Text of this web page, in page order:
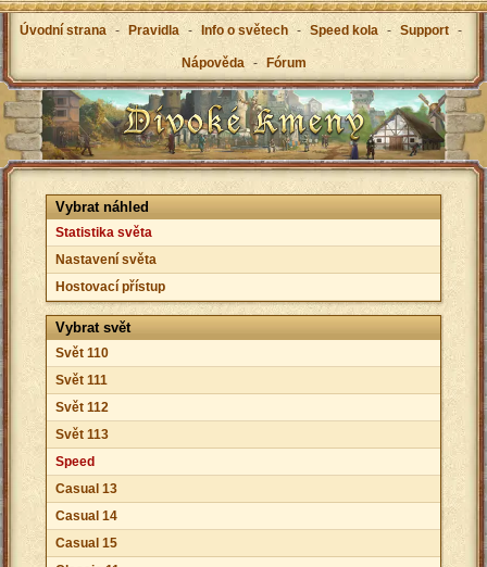
Úvodní strana - Pravidla - Info o světech - Speed kola - Support -
Nápověda - Fórum
Vybrat náhled
Statistika světa
Nastavení světa
Hostovací přístup
Vybrat svět
Svět 110
Svět 111
Svět 112
Svět 113
Speed
Casual 13
Casual 14
Casual 15